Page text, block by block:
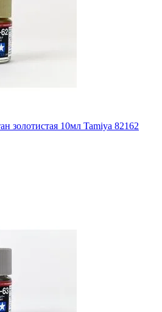
золотистая 10мл Tamiya 82162